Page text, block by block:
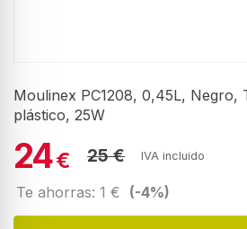
Moulinex PC1208, 0,45L, Negro,
plástico, 25W
24€ 25 € IVA incluido
Te ahorras: 1 € (-4%)